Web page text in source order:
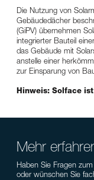
Die Nutzung von
Gebäudedächer
(GiPV) übernehmen
integrierter Bauteil
das Gebäude mit
anstelle einer
zur Einsparung von
Hinweis: Solface
Mehr
Haben Sie Fragen
oder wünschen Sie